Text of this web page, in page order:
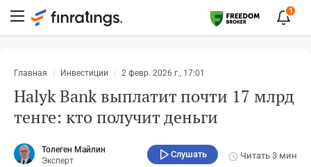
1
Главная Инвестиции 2 февр. 2026 г., 17:01
Halyk Bank выплатит почти 17 млрд
тенге: кто получит деньги
Толеген Майлин
Эксперт
Слушать Читать 3 мин